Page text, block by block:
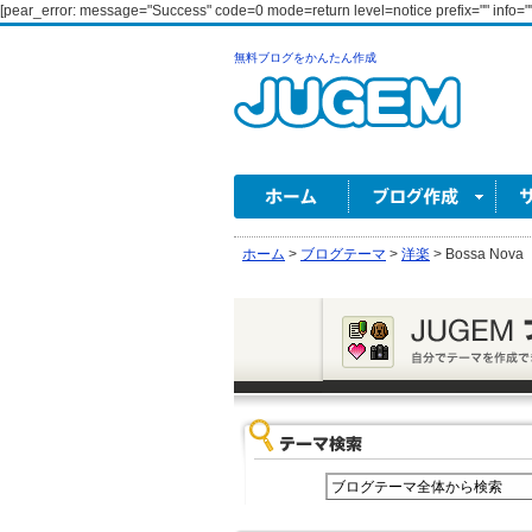
[pear_error: message="Success" code=0 mode=return level=notice prefix=""
無料ブログをかんたん作成
ホーム > ブログテーマ > 洋楽 > Bossa Nova